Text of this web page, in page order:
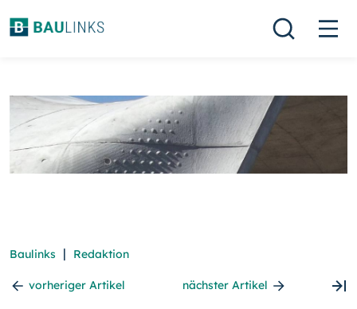
Baulinks | Redaktion
vorheriger Artikel nächster Artikel